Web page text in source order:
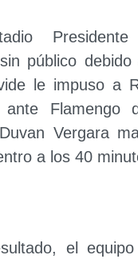
público
le impuso a
ante Flamengo
Vergara
a los 40
el